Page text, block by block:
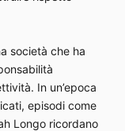
società che ha
In un’epoca
episodi come
Longo ricordano